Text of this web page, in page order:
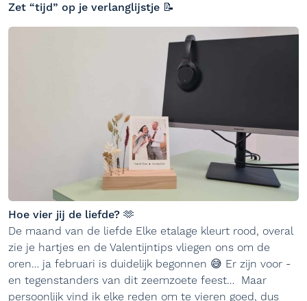
Zet “tijd” op je verlanglijstje 📝
Hoe vier jij de liefde? 🫶
De maand van de liefde Elke etalage kleurt rood, overal
zie je hartjes en de Valentijntips vliegen ons om de
oren… ja februari is duidelijk begonnen 😅 Er zijn voor -
en tegenstanders van dit zeemzoete feest… Maar
persoonlijk vind ik elke reden om te vieren goed, dus